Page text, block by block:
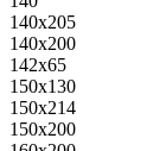
140х205
140х200
142х65
150х130
150х214
150х200